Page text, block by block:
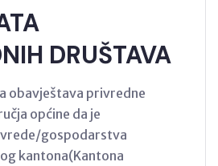
DRUŠTAVA
obavještava privredne
općine da je
gospodarstva
kantona(Kantona